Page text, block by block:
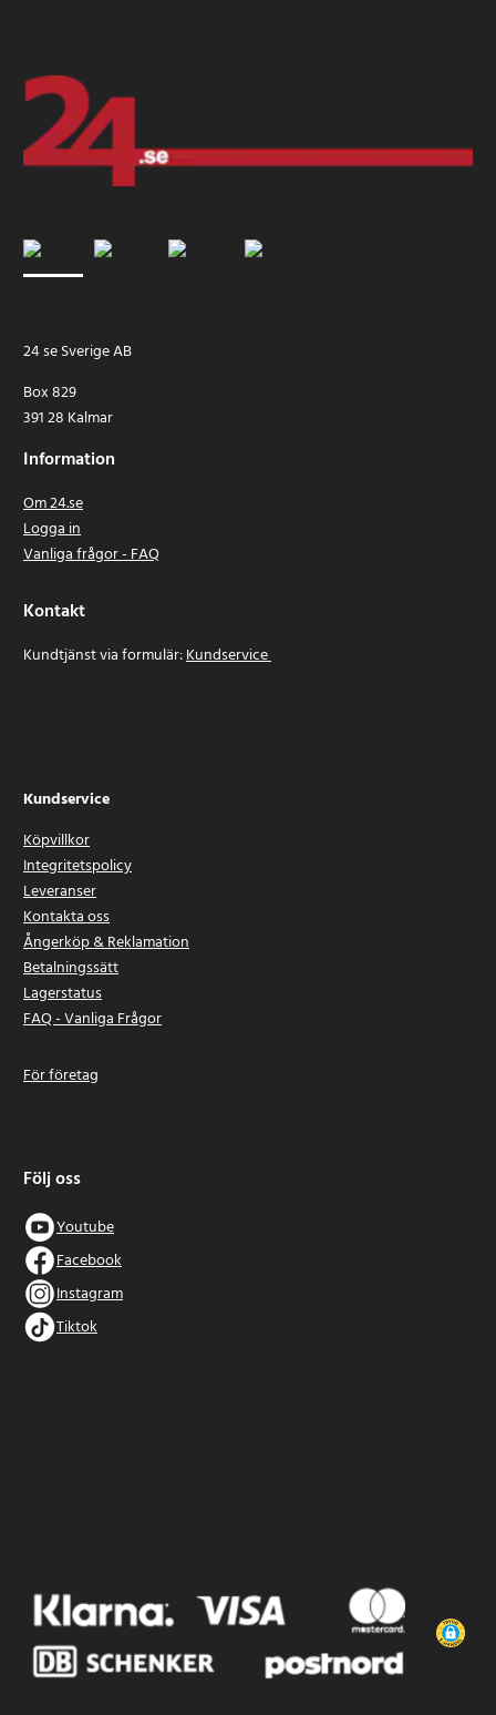
24 se Sverige AB
Box 829
391 28 Kalmar
Information
Om 24.se
Logga in
Vanliga frågor - FAQ
Kontakt
Kundtjänst via formulär:Kundservice
Kundservice
Köpvillkor
Integritetspolicy
Leveranser
Kontakta oss
Ångerköp & Reklamation
Betalningssätt
Lagerstatus
FAQ - Vanliga Frågor
För företag
Följ oss
Youtube
Facebook
Instagram
Tiktok